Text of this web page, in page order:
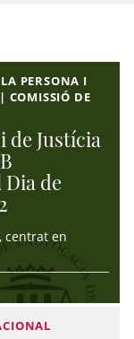
PERSONA I
COMISSIÓ DE
de Justícia
de
centrat en